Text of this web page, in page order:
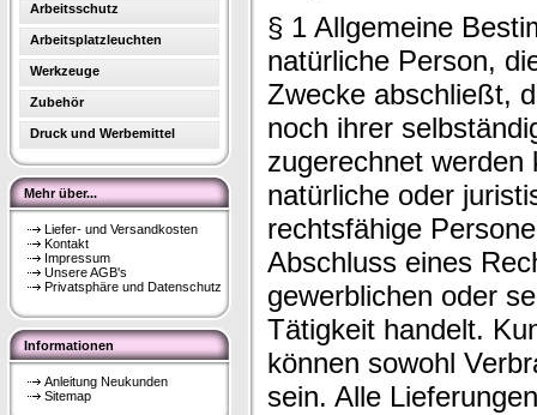
Arbeitsschutz
Arbeitsplatzleuchten
Werkzeuge
Zubehör
Druck und Werbemittel
Mehr über...
Liefer- und Versandkosten
Kontakt
Impressum
Unsere AGB's
Privatsphäre und Datenschutz
Informationen
Anleitung Neukunden
Sitemap
§ 1 Allgemeine
natürliche Person,
Zwecke abschließt,
noch ihrer
zugerechnet
natürliche oder
rechtsfähige
Abschluss eines
gewerblichen oder
Tätigkeit handelt.
können sowohl
sein. Alle